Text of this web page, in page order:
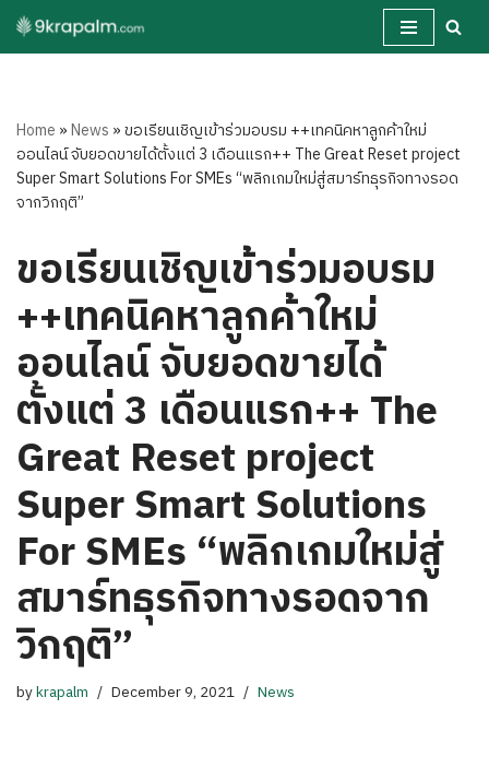
Skip
Home »News »ขอเรียนเชิญเข้าร่วมอบรม ++เทคนิคหาลูกค้าใหม่
ออนไลน์ จับยอดขายได้ตั้งแต่ 3 เดือนแรก++ The Great Reset project
Super Smart Solutions For SMEs “พลิกเกมใหม่สู่สมาร์ทธุรกิจทางรอด
จากวิกฤติ”
ขอเรียนเชิญเข้าร่วมอบรม
++เทคนิคหาลูกค้าใหม่
ออนไลน์ จับยอดขายได้
ตั้งแต่ 3 เดือนแรก++ The
Great Reset project
Super Smart Solutions
For SMEs “พลิกเกมใหม่สู่
สมาร์ทธุรกิจทางรอดจาก
วิกฤติ”
bykrapalm December 9, 2021 News